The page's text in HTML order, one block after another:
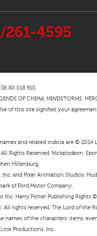
261-4595
80 018 910.
OF CHIMA, MINDSTORMS,
of this site signifies your
and related indicia are © 2014
Rights Reserved. Nickelodeon,
Hillenburg.
and Pixar Animation Studios.
of Ford Motor Company.
Harry Potter Publishing Rights ©
All rights reserved. The Lord of the
names of the characters, items,
Productions, Inc.